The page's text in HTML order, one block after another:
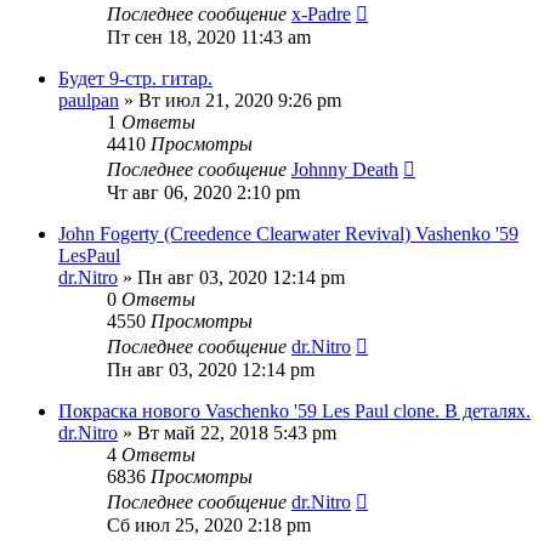
Последнее сообщение x-Padre
Пт сен 18, 2020 11:43 am
Будет 9-стр. гитар.
paulpan » Вт июл 21, 2020 9:26 pm
1 Ответы
4410 Просмотры
Последнее сообщение Johnny Death
Чт авг 06, 2020 2:10 pm
John Fogerty (Creedence Clearwater Revival) Vashenko '59
LesPaul
dr.Nitro » Пн авг 03, 2020 12:14 pm
0 Ответы
4550 Просмотры
Последнее сообщение dr.Nitro
Пн авг 03, 2020 12:14 pm
Покраска нового Vaschenko '59 Les Paul clone. В деталях.
dr.Nitro » Вт май 22, 2018 5:43 pm
4 Ответы
6836 Просмотры
Последнее сообщение dr.Nitro
Сб июл 25, 2020 2:18 pm